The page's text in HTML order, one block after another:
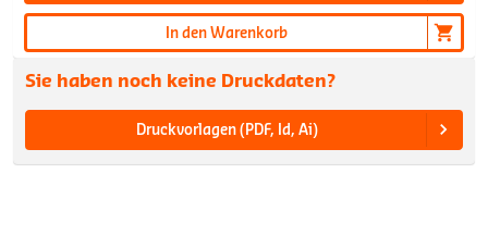
In den Warenkorb
Sie haben noch keine Druckdaten?
Druckvorlagen (PDF, Id, Ai)